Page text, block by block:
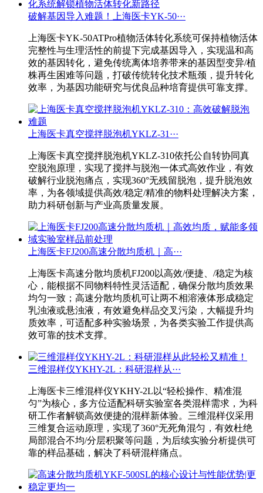
破解基因导入难题！上海医卡YK-50···
上海医卡YK-50ATPro植物活体转化系统可保持植物活体
完整性与生理活性的前提下完成基因导入，实现温和高
效的基因转化，避免传统离体培养带来的基因型变异/植
株再生困难等问题，打破传统转化技术瓶颈，提升转化
效率，为基因功能研究与优良品种培育提供可靠支撑。
上海医卡真空搅拌脱泡机YKLZ-31···
上海医卡真空搅拌脱泡机YKLZ-310依托公自转协同真
空脱泡原理，实现了搅拌与脱泡一体式高效作业，有效
破解行业脱泡痛点，实现360°无残留脱泡，提升脱泡效
率，为各领域提供高效/稳定/精准的物料处理解决方案，
助力科研创新与产业高质量发展。
上海医卡FJ200高速分散均质机｜高···
上海医卡高速分散均质机FJ200以高效/便捷、/稳定为核
心，能根据不同物料特性灵活适配，确保分散均质效果
均匀一致；高速分散均质机可让两不相溶液体形成稳定
乳浊液或悬浊液，有效避免样品交叉污染，大幅提升均
质效率，可适配多种实验场景，为各类实验工作提供高
效可靠的技术支撑。
三维混样仪YKHY-2L：科研混样从···
上海医卡三维混样仪YKHY-2L以“轻松操作、精准混
匀”为核心，多方位适配科研实验室各类混样需求，为科
研工作者解锁高效便捷的混样新体验。三维混样仪采用
三维复合运动原理，实现了360°无死角混匀，有效杜绝
局部混合不均/分层积聚等问题，为后续实验分析提供可
靠的样品基础，解决了科研混样痛点。